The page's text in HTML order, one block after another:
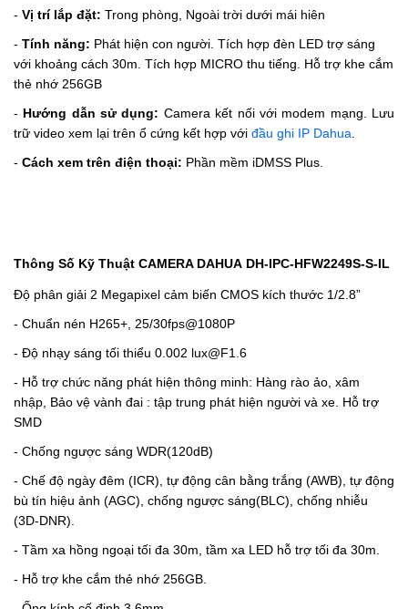
- Vị trí lắp đặt: Trong phòng, Ngoài trời dưới mái hiên
- Tính năng: Phát hiện con người. Tích hợp đèn LED trợ sáng
với khoảng cách 30m. Tích hợp MICRO thu tiếng. Hỗ trợ khe cắm
thẻ nhớ 256GB
- Hướng dẫn sử dụng: Camera kết nối với modem mạng. Lưu
trữ video xem lại trên ổ cứng kết hợp với đầu ghi IP Dahua
- Cách xem trên điện thoại: Phần mềm iDMSS Plus.
Thông Số Kỹ Thuật CAMERA DAHUA DH-IPC-HFW2249S-S-IL
Độ phân giải 2 Megapixel cảm biến CMOS kích thước 1/2.8”
- Chuẩn nén H265+, 25/30fps@1080P
- Độ nhạy sáng tối thiểu 0.002 lux@F1.6
- Hỗ trợ chức năng phát hiện thông minh: Hàng rào ảo, xâm
nhập, Bảo vệ vành đai : tập trung phát hiện người và xe. Hỗ trợ
SMD
- Chống ngược sáng WDR(120dB)
- Chế độ ngày đêm (ICR), tự động cân bằng trắng (AWB), tự động
bù tín hiệu ảnh (AGC), chống ngược sáng(BLC), chống nhiễu
(3D-DNR).
- Tầm xa hồng ngoại tối đa 30m, tầm xa LED hỗ trợ tối đa 30m.
- Hỗ trợ khe cắm thẻ nhớ 256GB.